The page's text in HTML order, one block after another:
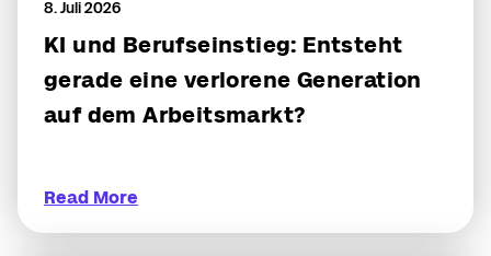
8. Juli 2026
KI und Berufseinstieg: Entsteht
gerade eine verlorene Generation
auf dem Arbeitsmarkt?
Read More